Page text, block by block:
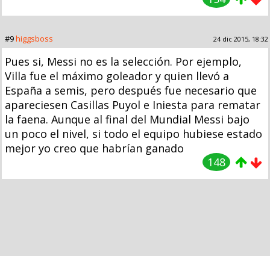
#9higgsboss 24 dic 2015, 18:32
Pues si, Messi no es la selección. Por ejemplo,
Villa fue el máximo goleador y quien llevó a
España a semis, pero después fue necesario que
apareciesen Casillas Puyol e Iniesta para rematar
la faena. Aunque al final del Mundial Messi bajo
un poco el nivel, si todo el equipo hubiese estado
mejor yo creo que habrían ganado
148